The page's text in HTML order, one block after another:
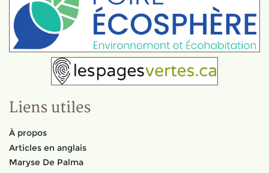
Liens utiles
À propos
Articles en anglais
Maryse De Palma